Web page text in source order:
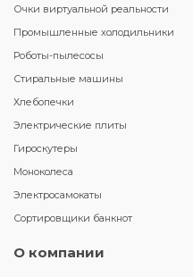
Очки виртуальной реальности
Промышленные холодильники
Роботы-пылесосы
Стиральные машины
Хлебопечки
Электрические плиты
Гироскутеры
Моноколеса
Электросамокаты
Сортировщики банкнот
О компании